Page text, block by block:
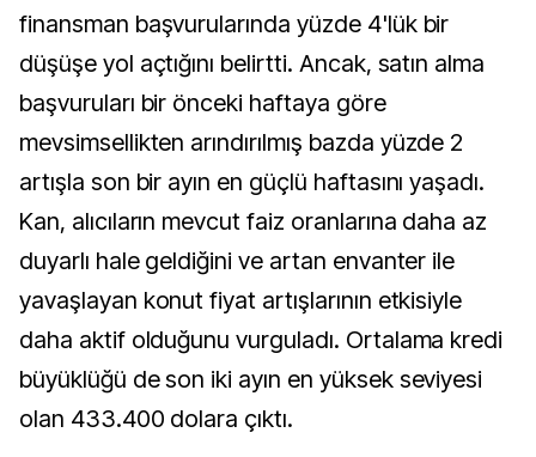
finansman başvurularında yüzde 4'lük bir
düşüşe yol açtığını belirtti. Ancak, satın alma
başvuruları bir önceki haftaya göre
mevsimsellikten arındırılmış bazda yüzde 2
artışla son bir ayın en güçlü haftasını yaşadı.
Kan, alıcıların mevcut faiz oranlarına daha az
duyarlı hale geldiğini ve artan envanter ile
yavaşlayan konut fiyat artışlarının etkisiyle
daha aktif olduğunu vurguladı. Ortalama kredi
büyüklüğü de son iki ayın en yüksek seviyesi
olan 433.400 dolara çıktı.